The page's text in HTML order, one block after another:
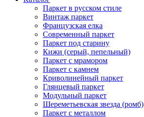
Паркет в русском стиле
Винтаж паркет
Французская елка
Современный паркет
Паркет под старину
Кижи (серый, пепельный)
Паркет с мрамором
Паркет с камнем
Криволинейный паркет
Глянцевый паркет
Модульный паркет
Шереметьевская звезда (ромб)
Паркет с металлом